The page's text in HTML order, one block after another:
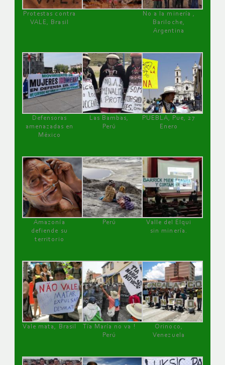
Protestas contra
VALE, Brasil
No a la minería ,
Bariloche,
Argentina
Defensoras
amenazadas en
México
Las Bambas,
Perú
PUEBLA, Pue, 27
Enero
Amazonía
defiende su
territorio
Perú
Valle del Elqui
sin minería.
Vale mata, Brasil
Tía María no va !
Perú
Orinoco,
Venezuela